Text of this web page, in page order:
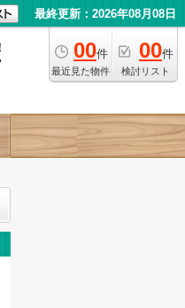
最終更新：2026年08月08日
00件
最近見た物件
00件
検討リスト